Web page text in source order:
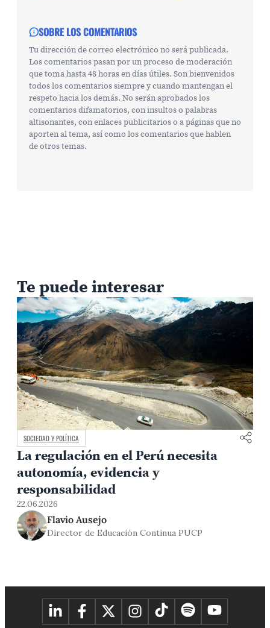
SOBRE LOS COMENTARIOS
Tu dirección de correo electrónico no será publicada.
Los comentarios pasan por un proceso de moderación
que toma hasta 48 horas en días útiles. Son bienvenidos
todos los comentarios siempre y cuando mantengan el
respeto hacia los demás. No serán aprobados los
comentarios difamatorios, con insultos o palabras
altisonantes, con enlaces publicitarios o a páginas que no
aporten al tema, así como los comentarios que hablen
de otros temas.
Te puede interesar
SOCIEDAD Y POLÍTICA
La regulación en el Perú necesita
autonomía, evidencia y
responsabilidad
22.06.2026
Flavio Ausejo
Director de Educación Continua PUCP